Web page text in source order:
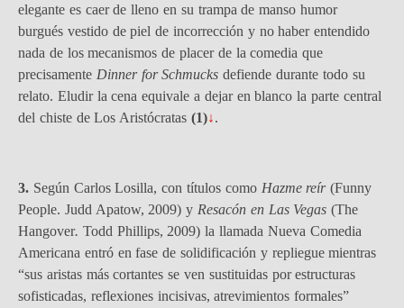
elegante es caer de lleno en su trampa de manso humor
burgués vestido de piel de incorrección y no haber entendido
nada de los mecanismos de placer de la comedia que
precisamente Dinner for Schmucks defiende durante todo su
relato. Eludir la cena equivale a dejar en blanco la parte central
del chiste de Los Aristócratas(1)↓.
3. Según Carlos Losilla, con títulos como Hazme reír(Funny
People. Judd Apatow, 2009) y Resacón en Las Vegas(The
Hangover. Todd Phillips, 2009) la llamada Nueva Comedia
Americana entró en fase de solidificación y repliegue mientras
“sus aristas más cortantes se ven sustituidas por estructuras
sofisticadas, reflexiones incisivas, atrevimientos formales”